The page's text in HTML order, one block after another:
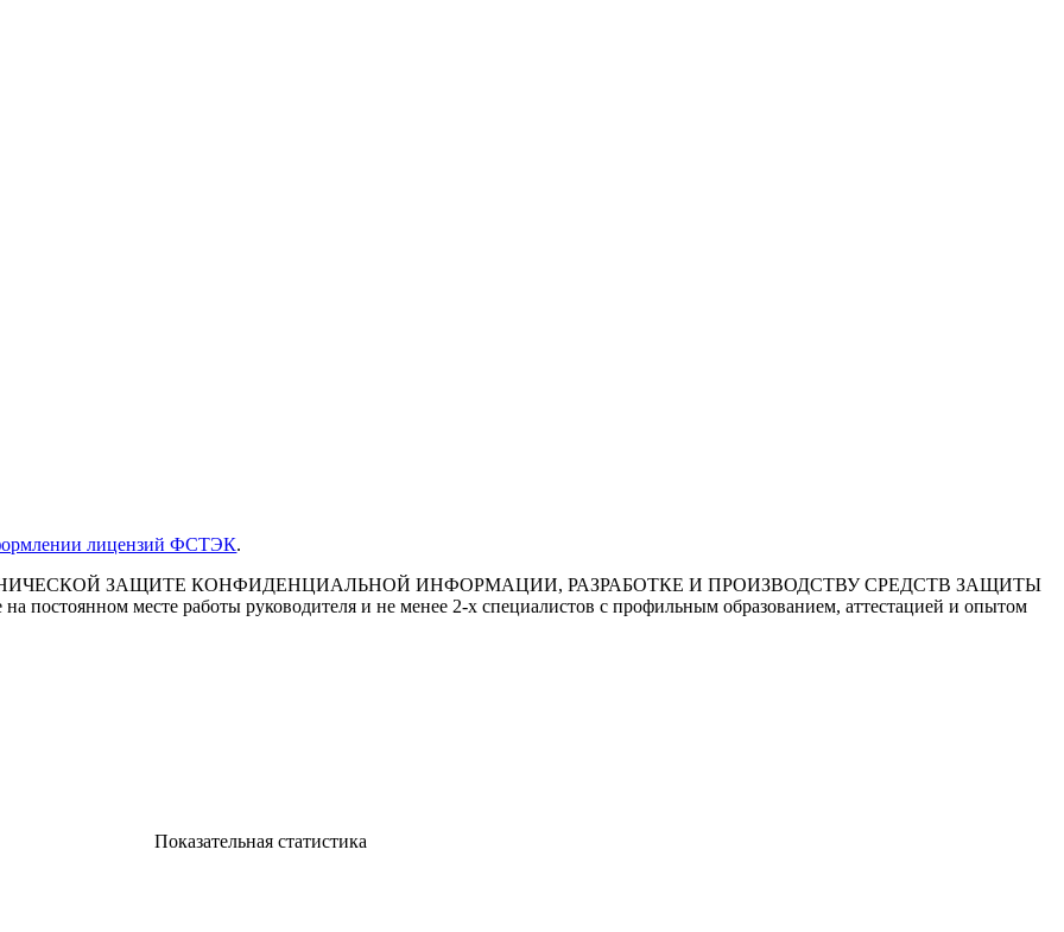
лицензий ФСТЭК.
по ТЕХНИЧЕСКОЙ ЗАЩИТЕ КОНФИДЕНЦИАЛЬНОЙ ИНФОРМАЦИИ, РАЗРАБОТКЕ И ПРОИЗВОДСТВУ СРЕДСТВ ЗАЩИТЫ
месте работы руководителя и не менее 2-х специалистов с профильным образованием, аттестацией и опытом
Показательная статистика